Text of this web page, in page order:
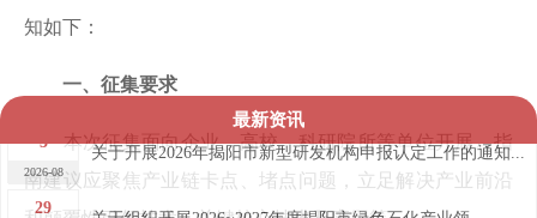
知如下：
一、征集要求
本次征集面向企业、高校、科研院所等单位开展。指
南建议应聚焦产业链卡点、堵点问题，立足解决产业前沿
最新资讯
2026-08
关于开展2026年揭阳市新型研发机构申报认定工作的通知...
29